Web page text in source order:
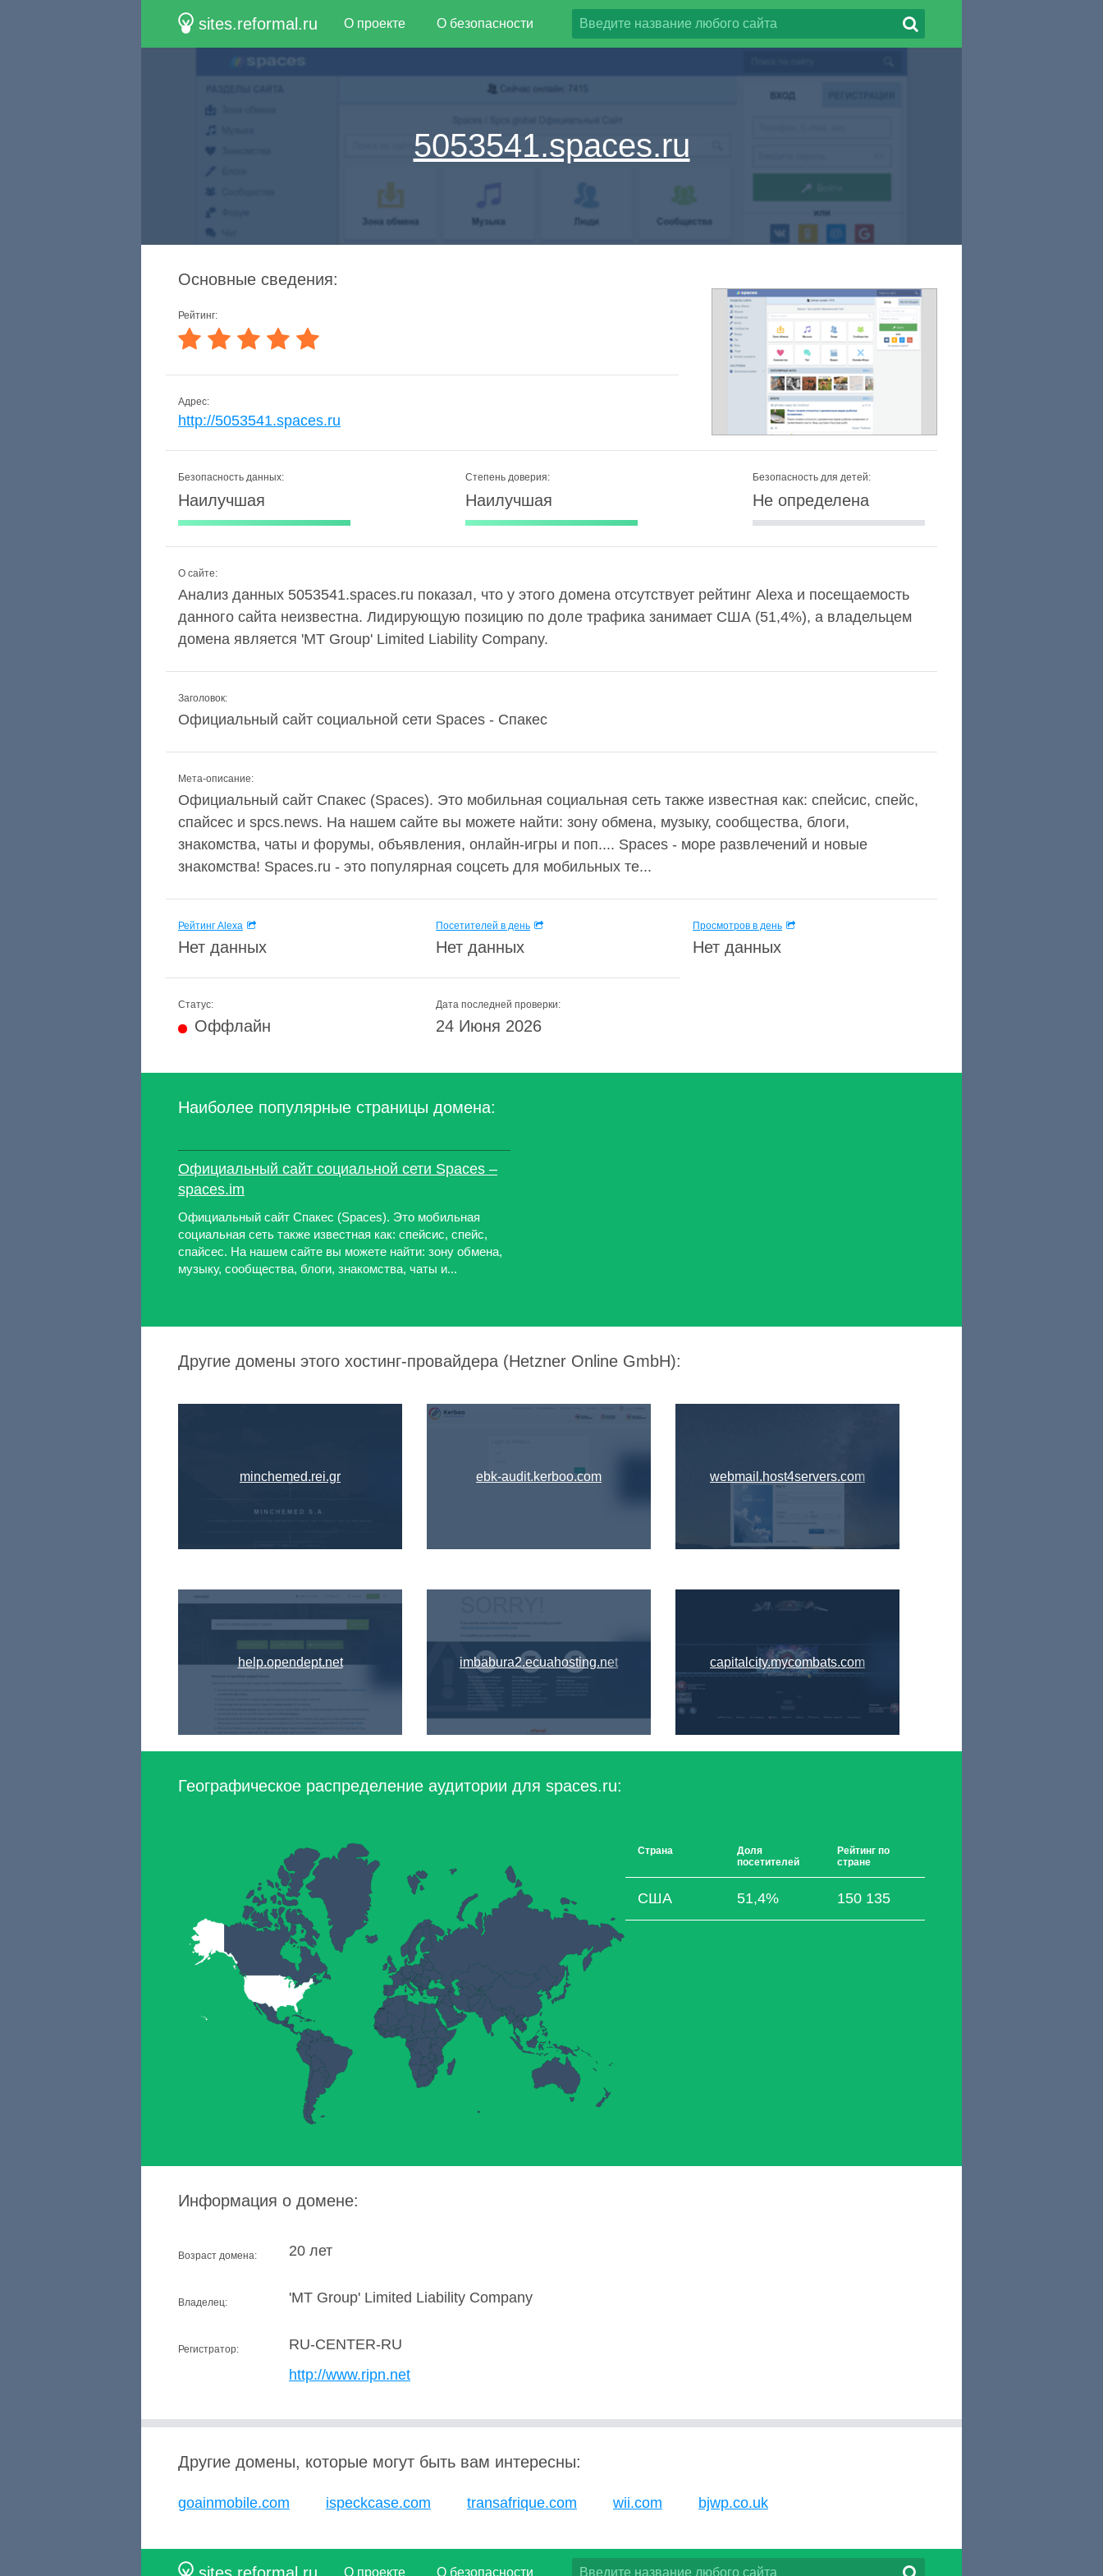
sites.reformal.ru О проекте О безопасности
5053541.spaces.ru
Основные сведения:
Рейтинг:
Адрес:
http://5053541.spaces.ru
Безопасность данных:
Наилучшая
Степень доверия:
Наилучшая
Безопасность для детей:
Не определена
О сайте:
Анализ данных 5053541.spaces.ru показал, что у этого домена отсутствует рейтинг Alexa и посещаемость
данного сайта неизвестна. Лидирующую позицию по доле трафика занимает США (51,4%), а владельцем
домена является 'MT Group' Limited Liability Company.
Заголовок:
Официальный сайт социальной сети Spaces - Спакес
Мета-описание:
Официальный сайт Спакес (Spaces). Это мобильная социальная сеть также известная как: спейсис, спейс,
спайсес и spcs.news. На нашем сайте вы можете найти: зону обмена, музыку, сообщества, блоги,
знакомства, чаты и форумы, объявления, онлайн-игры и поп.... Spaces - море развлечений и новые
знакомства! Spaces.ru - это популярная соцсеть для мобильных те...
Рейтинг Alexa
Нет данных
Посетителей в день
Нет данных
Просмотров в день
Нет данных
Статус:
Оффлайн
Дата последней проверки:
24 Июня 2026
Наиболее популярные страницы домена:
Официальный сайт социальной сети Spaces –
spaces.im
Официальный сайт Спакес (Spaces). Это мобильная
социальная сеть также известная как: спейсис, спейс,
спайсес. На нашем сайте вы можете найти: зону обмена,
музыку, сообщества, блоги, знакомства, чаты и...
Другие домены этого хостинг-провайдера (Hetzner Online GmbH):
minchemed.rei.gr
help.opendept.net
ebk-audit.kerboo.com
imbabura2.ecuahosting.net
webmail.host4servers.com
capitalcity.mycombats.com
Географическое распределение аудитории для spaces.ru:
Страна
Доля
посетителей
Рейтинг по
стране
США 51,4% 150 135
Информация о домене:
Возраст домена: 20 лет
Владелец: 'MT Group' Limited Liability Company
Регистратор:
RU-CENTER-RU
http://www.ripn.net
Другие домены, которые могут быть вам интересны:
goainmobile.com ispeckcase.com transafrique.com wii.com bjwp.co.uk
О проекте О безопасности